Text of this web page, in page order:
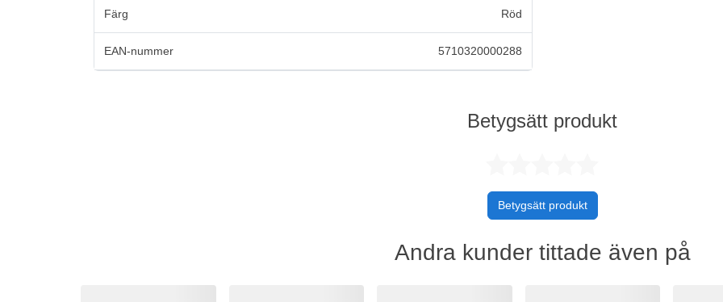
Färg Röd
EAN-nummer 5710320000288
Betygsätt produkt
Betygsätt produkt
Andra kunder tittade även på